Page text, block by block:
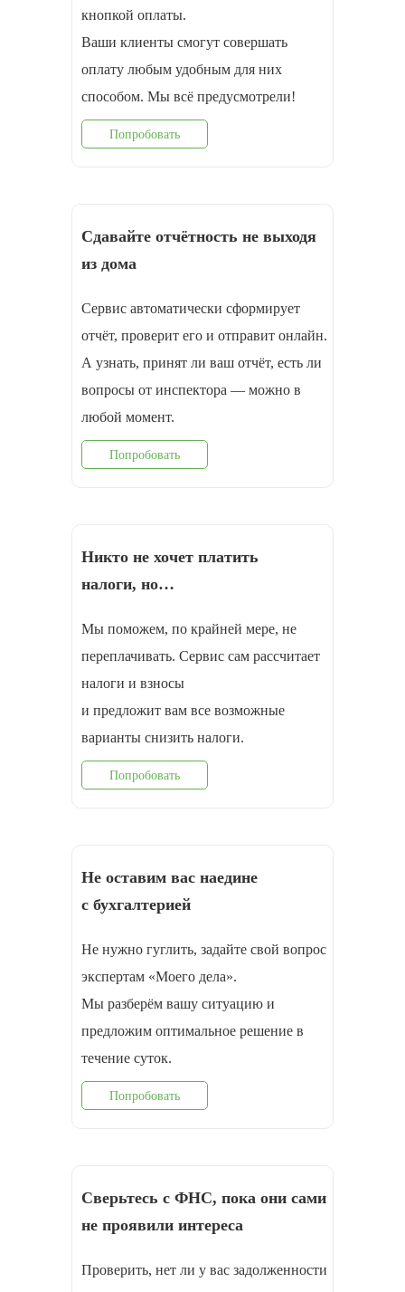
кнопкой оплаты.
Ваши клиенты смогут совершать
оплату любым удобным для них
способом. Мы всё предусмотрели!
Попробовать
Сдавайте отчётность не выходя
из дома
Сервис автоматически сформирует
отчёт, проверит его и отправит онлайн.
А узнать, принят ли ваш отчёт, есть ли
вопросы от инспектора — можно в
любой момент.
Попробовать
Никто не хочет платить
налоги, но…
Мы поможем, по крайней мере, не
переплачивать. Сервис сам рассчитает
налоги и взносы
и предложит вам все возможные
варианты снизить налоги.
Попробовать
Не оставим вас наедине
с бухгалтерией
Не нужно гуглить, задайте свой вопрос
экспертам «Моего дела».
Мы разберём вашу ситуацию и
предложим оптимальное решение в
течение суток.
Попробовать
Сверьтесь с ФНС, пока они сами
не проявили интереса
Проверить, нет ли у вас задолженности